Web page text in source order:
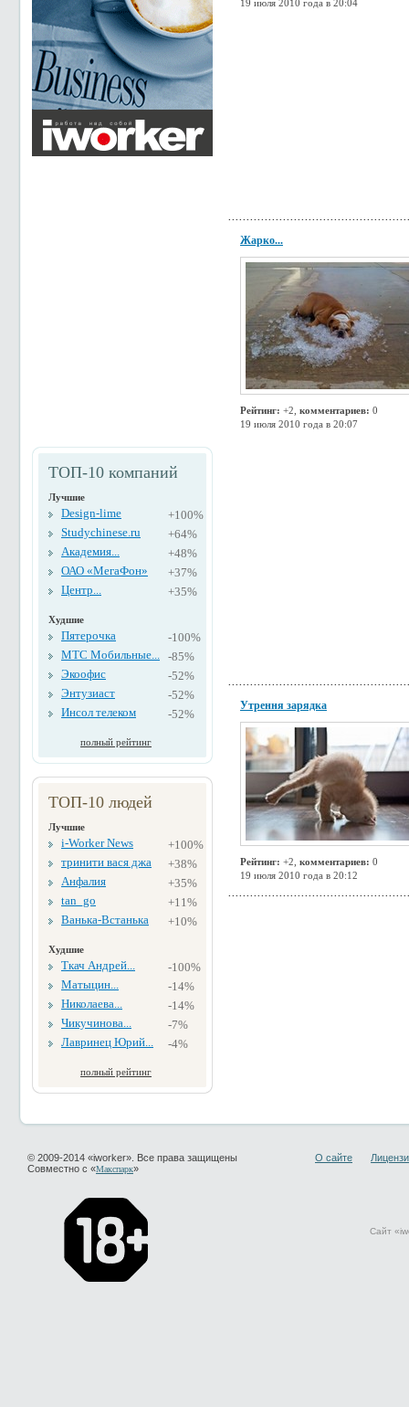
ТОП-10 компаний
Лучшие
Design-lime
+100%
Studychinese.ru
+64%
Академия...
+48%
ОАО «МегаФон»
+37%
Центр...
+35%
Худшие
Пятерочка
-100%
МТС Мобильные... -85%
Экоофис
-52%
Энтузиаст
-52%
Инсол телеком
-52%
полный рейтинг
ТОП-10 людей
Лучшие
i-Worker News
+100%
тринити вася джа
+38%
Анфалия
+35%
tan_go
+11%
Ванька-Встанька
+10%
Худшие
Ткач Андрей...
-100%
Матыцин...
-14%
Николаева...
-14%
Чикучинова...
-7%
Лавринец Юрий...
-4%
полный рейтинг
19 июля 2010 года в 20:04
Жарко...
Рейтинг: +2, комментариев: 0
19 июля 2010 года в 20:07
Утрення зарядка
Рейтинг: +2, комментариев: 0
19 июля 2010 года в 20:12
© 2009-2014 «iworker». Все права защищены
Совместно с «Макспарк»
О сайте
Сайт